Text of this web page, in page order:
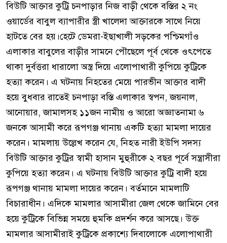
বিউটি আক্তার কুট্রি চনপাড়ার নিজ বাড়ী থেকে বস্তির ২ নং
ওয়ার্ডের বাবুল ব্যাপারীর স্ত্রী খালেদা আক্তারকে সাথে নিয়ে
হাটতে বের হয়।হেটে ডেমরা-ইছাখালী সড়কের পশ্চিমগাঁও
এলাকার বাবুলের বাড়ীর সামনে পৌছেলে পূর্ব থেকে ওৎপেতে
থাকা দুর্বত্তরা ধারালো অস্ত্র দিয়ে এলোপাথারী কুপিয়ে কুট্রিকে
হত্যা করেন। এ ঘটনায় নিহতের মেয়ে পারভীন আক্তার বাদী
হয়ে বুধবার রাতেই চনপাড়া বস্তি এলাকার স্বপন, জয়নাল,
আনোয়ার, জামালসহ ১১জন নামীয় ও আরো অজ্ঞাতনামা ৬
জনকে আসামী করে রূপগঞ্জ থানায় একটি হত্যা মামলা দায়ের
করেন। মামলায় উল্লেখ করেন যে, নিহত নারী ইউপি সদস্য
বিউটি আক্তার কুট্রির স্বামী হাসান মুহুরীকে ২ বছর পূর্বে সন্ত্রাসীরা
কুপিয়ে হত্যা করেন। এ ঘটনায় বিউটি আক্তার কুট্রি বাদী হয়ে
রূপগঞ্জ থানায় মামলা দায়ের করেন। বর্তমানে মামলাটি
বিচারাধীন। এদিকে মামলার আসামীরা জেল থেকে জামিনে বের
হয়ে কুট্রিকে বিভিন্ন সময়ে হুমকি প্রদর্শন করে আসছে। উক্ত
মামলার আসামীরাই কুট্রিকে প্রকাশ্যে দিবালোকে এলোপাথারী